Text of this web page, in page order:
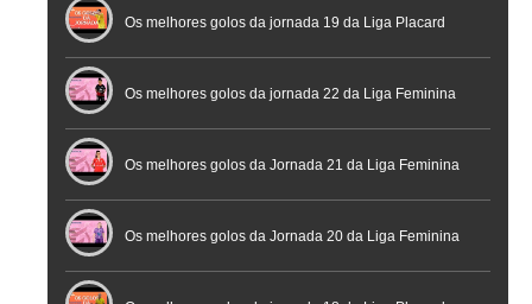
Futsal
Os melhores golos da jornada 19 da Liga Placard
Os melhores golos da jornada 22 da Liga Feminina
Placard
Os melhores golos da Jornada 21 da Liga Feminina
Placard
Os melhores golos da Jornada 20 da Liga Feminina